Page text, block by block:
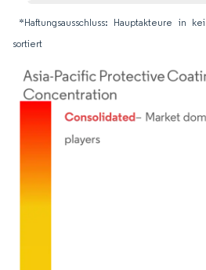
*Haftungsausschluss: Hauptakteure in
sortiert